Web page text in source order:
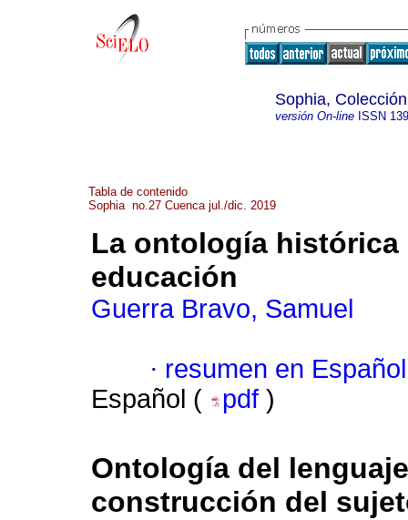
Sophia,
versión On-lineISSN
Tabla de contenido
Sophia no.27 Cuenca jul./dic. 2019
La ontología
educación
Guerra Bravo, Samuel
· resumen en Español
Español (
pdf )
Ontología del
construcción del